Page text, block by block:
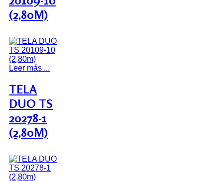
(2,80M)
Leer más ...
TELA
DUO TS
20278-1
(2,80M)